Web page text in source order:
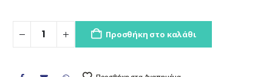
Προσθήκη στο καλάθι